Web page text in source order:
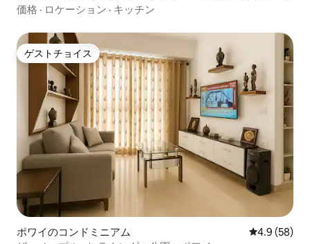
ェスト）
価格 · ロケーション · キッチン
ゲストチョイス
ゲストチョイス
ポワイのコンドミニアム レビュー58
4.9 (58)